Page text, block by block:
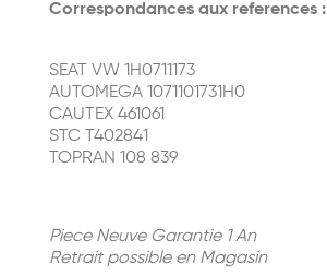
Correspondances aux references :
SEAT VW 1H0711173
AUTOMEGA 1071101731H0
CAUTEX 461061
STC T402841
TOPRAN 108 839
Piece Neuve Garantie 1 An
Retrait possible en Magasin